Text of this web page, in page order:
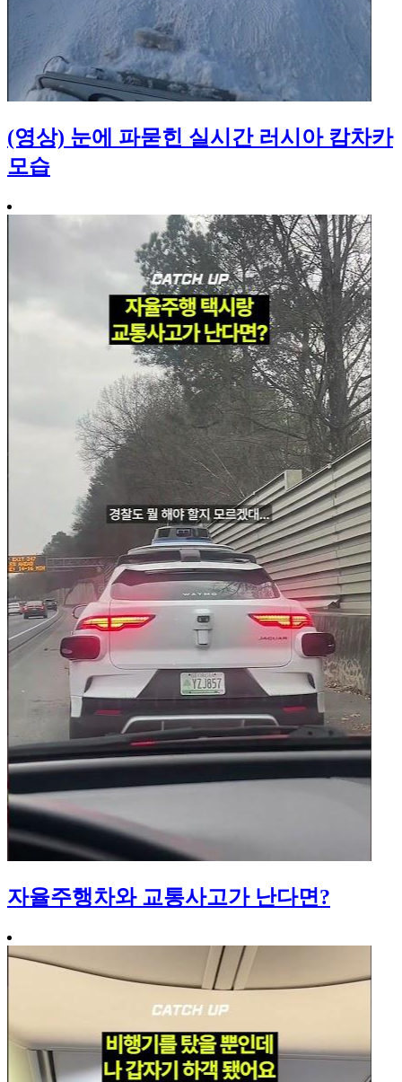
(영상) 눈에 파묻힌 실시간 러시아 캄차카
모습
자율주행차와 교통사고가 난다면?